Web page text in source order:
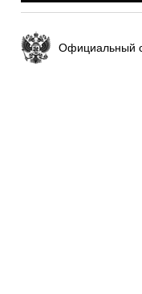
Официальный